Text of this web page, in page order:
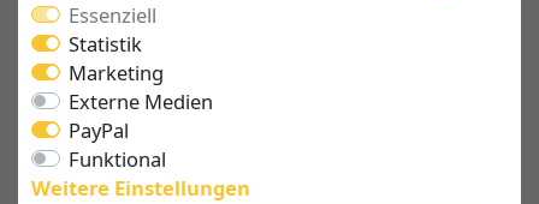
Essenziell
Statistik
Marketing
Externe Medien
PayPal
Funktional
Weitere Einstellungen